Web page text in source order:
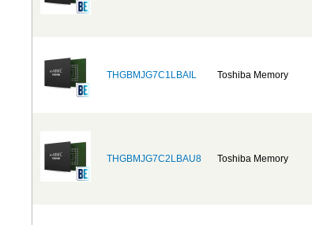
THGBMJG7C1LBAIL Toshiba Memory
THGBMJG7C2LBAU8 Toshiba Memory